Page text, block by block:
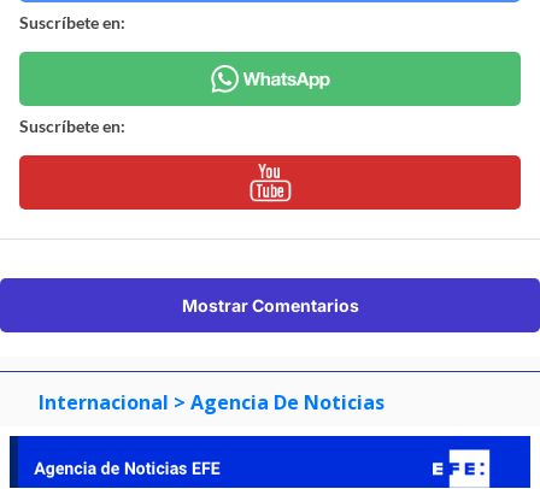
Suscríbete en:
Suscríbete en:
Mostrar Comentarios
Internacional > Agencia De Noticias